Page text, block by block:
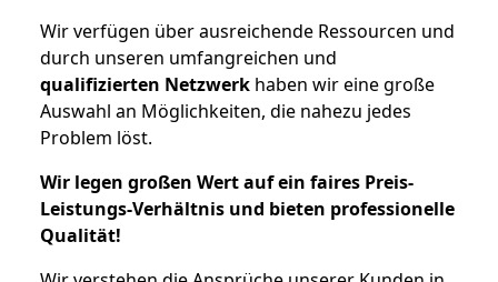
Wir verfügen über ausreichende Ressourcen und
durch unseren umfangreichen und
qualifizierten Netzwerk haben wir eine große
Auswahl an Möglichkeiten, die nahezu jedes
Problem löst.
Wir legen großen Wert auf ein faires Preis-
Leistungs-Verhältnis und bieten professionelle
Qualität!